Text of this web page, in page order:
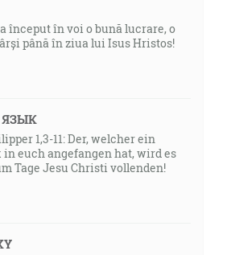
început în voi o bună lucrare, o
până în ziua lui Isus Hristos!
1,3-11: Der, welcher ein
in euch angefangen hat, wird es
Tage Jesu Christi vollenden!